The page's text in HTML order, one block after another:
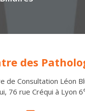
des
de Consultation Léon
76 rue Créqui à Lyon 6